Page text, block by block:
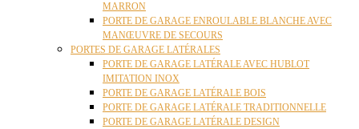
MARRON
PORTE DE GARAGE ENROULABLE BLANCHE AVEC
MANŒUVRE DE SECOURS
PORTES DE GARAGE LATÉRALES
PORTE DE GARAGE LATÉRALE AVEC HUBLOT
IMITATION INOX
PORTE DE GARAGE LATÉRALE BOIS
PORTE DE GARAGE LATÉRALE TRADITIONNELLE
PORTE DE GARAGE LATÉRALE DESIGN